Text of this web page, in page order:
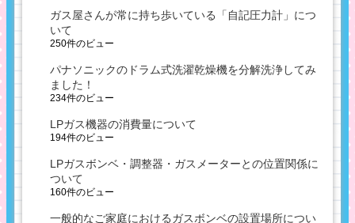
ガス屋さんが常に持ち歩いている「自記圧力計」につ
いて
250件のビュー
パナソニックのドラム式洗濯乾燥機を分解洗浄してみ
ました！
234件のビュー
LPガス機器の消費量について
194件のビュー
LPガスボンベ・調整器・ガスメーターとの位置関係に
ついて
160件のビュー
一般的なご家庭におけるガスボンベの設置場所につい